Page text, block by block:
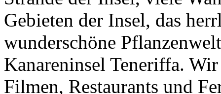
Gebieten der Insel, das
wunderschöne
Kanareninsel Teneriffa.
Filmen, Restaurants und